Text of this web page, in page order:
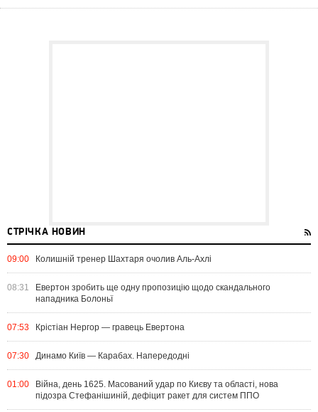
СТРІЧКА НОВИН
09:00 Колишній тренер Шахтаря очолив Аль-Ахлі
08:31
Евертон зробить ще одну пропозицію щодо скандального
нападника Болоньї
07:53 Крістіан Нергор — гравець Евертона
07:30 Динамо Київ — Карабах. Напередодні
01:00
Війна, день 1625. Масований удар по Києву та області, нова
підозра Стефанішиній, дефіцит ракет для систем ППО